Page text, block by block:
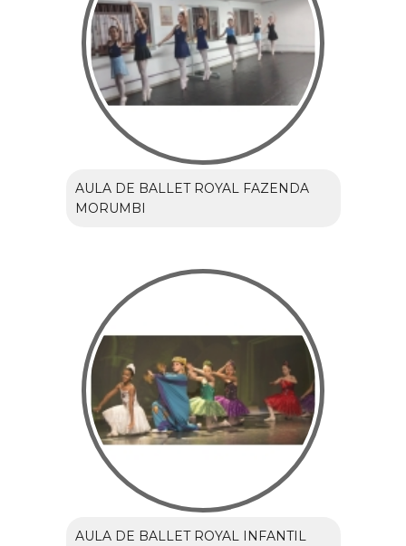
AULA DE BALLET ROYAL FAZENDA
MORUMBI
AULA DE BALLET ROYAL INFANTIL